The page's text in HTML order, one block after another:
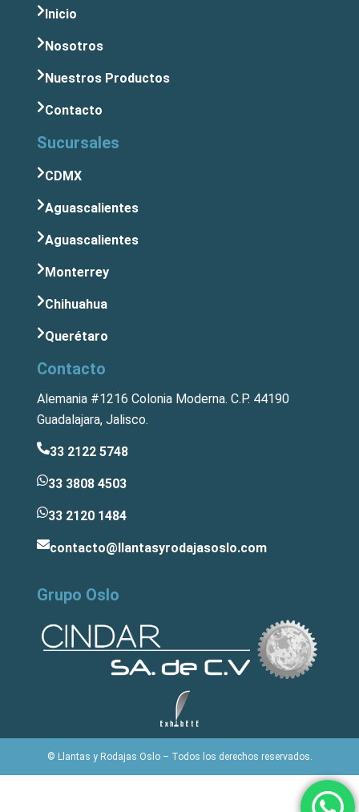
Inicio
Nosotros
Nuestros Productos
Contacto
Sucursales
CDMX
Aguascalientes
Aguascalientes
Monterrey
Chihuahua
Querétaro
Contacto
Alemania #1216 Colonia Moderna. C.P. 44190
Guadalajara, Jalisco.
33 2122 5748
33 3808 4503
33 2120 1484
contacto@llantasyrodajasoslo.com
Grupo Oslo
© Llantas y Rodajas Oslo – Todos los derechos reservados.